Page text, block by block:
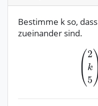
Bestimme k so,
zueinander sind.